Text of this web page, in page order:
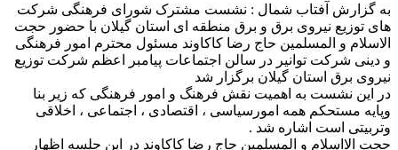
به گزارش آفتاب شمال : نشست مشترک شورای فرهنگی شرکت
های توزیع نیروی برق و برق منطقه ای استان گیلان با حضور حجت
الاسلام و المسلمین حاج رضا کاکاوند مسئول محترم امور فرهنگی
و دینی شرکت توانیر در سالن اجتماعات پیامبر اعظم شرکت توزیع
نیروی برق استان گیلان برگزار شد
در این نشست به اهمیت نقش فرهنگ و امور فرهنگی که زیر بنا
وپایه مستحکم همه امورسیاسی ، اقتصادی ، اجتماعی ، اخلاقی
وتربیتی است اشاره شد .
حجت الااسلام و المسلمین حاج رضا کاکاوند در این جلسه اظهار